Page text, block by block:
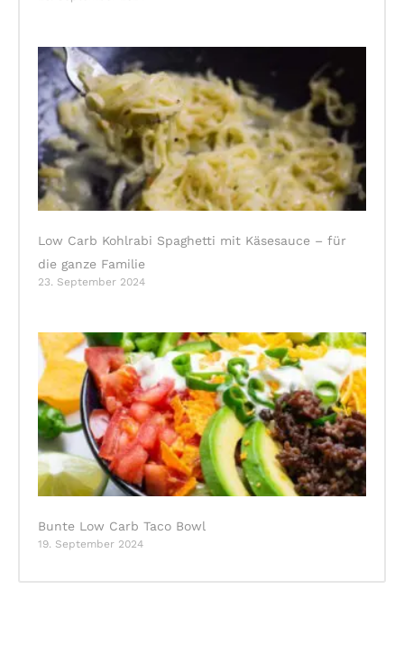
Low Carb Kohlrabi Spaghetti mit Käsesauce – für
die ganze Familie
23. September 2024
Bunte Low Carb Taco Bowl
19. September 2024